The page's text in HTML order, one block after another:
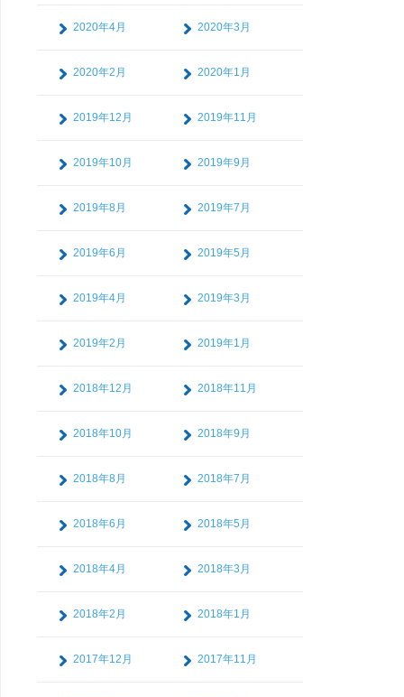
2020年4月 2020年3月
2020年2月 2020年1月
2019年12月 2019年11月
2019年10月 2019年9月
2019年8月 2019年7月
2019年6月 2019年5月
2019年4月 2019年3月
2019年2月 2019年1月
2018年12月 2018年11月
2018年10月 2018年9月
2018年8月 2018年7月
2018年6月 2018年5月
2018年4月 2018年3月
2018年2月 2018年1月
2017年12月 2017年11月